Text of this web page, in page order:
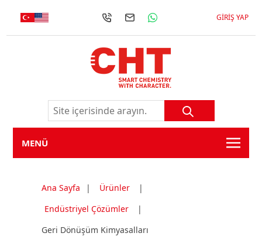
GIRIŞ YAP
MENÜ
Ana Sayfa | Ürünler
|
Endüstriyel Çözümler
|
Geri Dönüşüm Kimyasalları